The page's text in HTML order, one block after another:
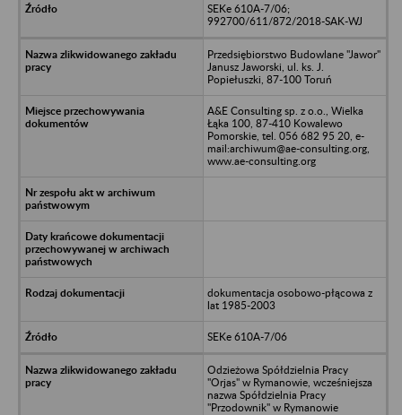
SEKe 610A-7/06;
992700/611/872/2018-SAK-WJ
Przedsiębiorstwo Budowlane "Jawor"
Janusz Jaworski, ul. ks. J.
Popiełuszki, 87-100 Toruń
A&E Consulting sp. z o.o., Wielka
Łąka 100, 87-410 Kowalewo
Pomorskie, tel. 056 682 95 20, e-
mail:archiwum@ae-consulting.org,
www.ae-consulting.org
dokumentacja osobowo-płącowa z
lat 1985-2003
SEKe 610A-7/06
Odzieżowa Spółdzielnia Pracy
"Orjas" w Rymanowie, wcześniejsza
nazwa Spółdzielnia Pracy
"Przodownik" w Rymanowie